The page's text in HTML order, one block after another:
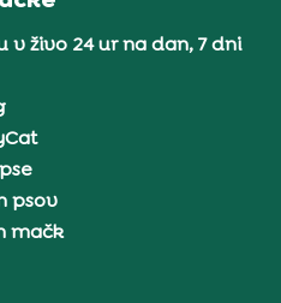
v živo 24 ur na dan, 7 dni
psov
mačk